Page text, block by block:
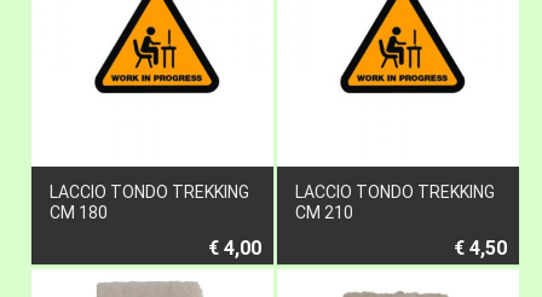
LACCIO TONDO TREKKING
CM 180
€ 4,00
LACCIO TONDO TREKKING
CM 210
€ 4,50